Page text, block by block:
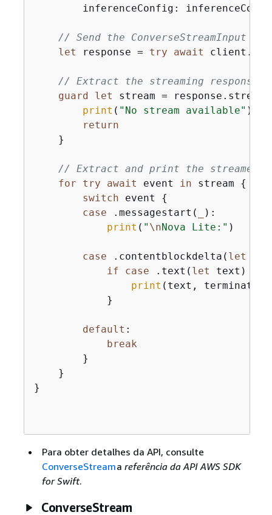
inferenceConfig:
// Send the ConverseStreamInput to
let response = try await
// Extract the streaming response.
guard
let stream = response.stream
print ( "No stream available" )
return
    }
// Extract and print the streamed
for
try await event in stream {
switch event {
case .messagestart(
):
print ( " \nNova Lite:" )
case .contentblockdelta( let
if
case .text( let text)
print (text,
            }
default :
break
        }
    }
}
Para obter detalhes da API, consulte
ConverseStreamareferência da API AWS SDK
for Swift.
ConverseStream